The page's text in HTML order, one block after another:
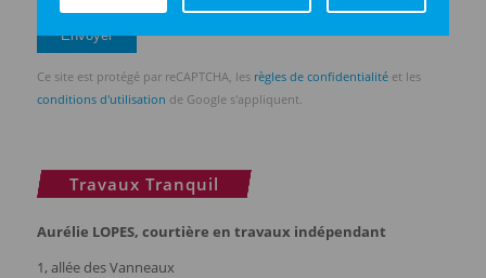
Ce site est protégé par reCAPTCHA, les règles de confidentialitéet les
conditions d'utilisation de Google s'appliquent.
Travaux Tranquil
Aurélie LOPES, courtière en travaux indépendant
1, allée des Vanneaux